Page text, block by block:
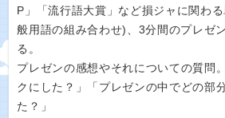
P」「流行語大賞」など損ジャに関わ
般用語の組み合わせ)、3分間のプレゼ
る。
プレゼンの感想やそれについての質問
クにした？」「プレゼンの中でどの部
た？」